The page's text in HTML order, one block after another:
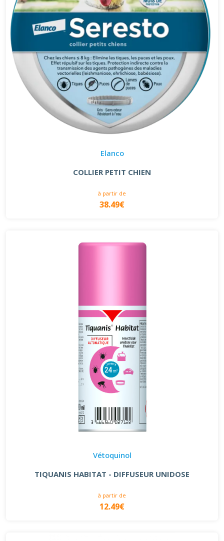
Elanco
COLLIER PETIT CHIEN
à partir de
38.49€
Vétoquinol
TIQUANIS HABITAT - DIFFUSEUR UNIDOSE
à partir de
12.49€